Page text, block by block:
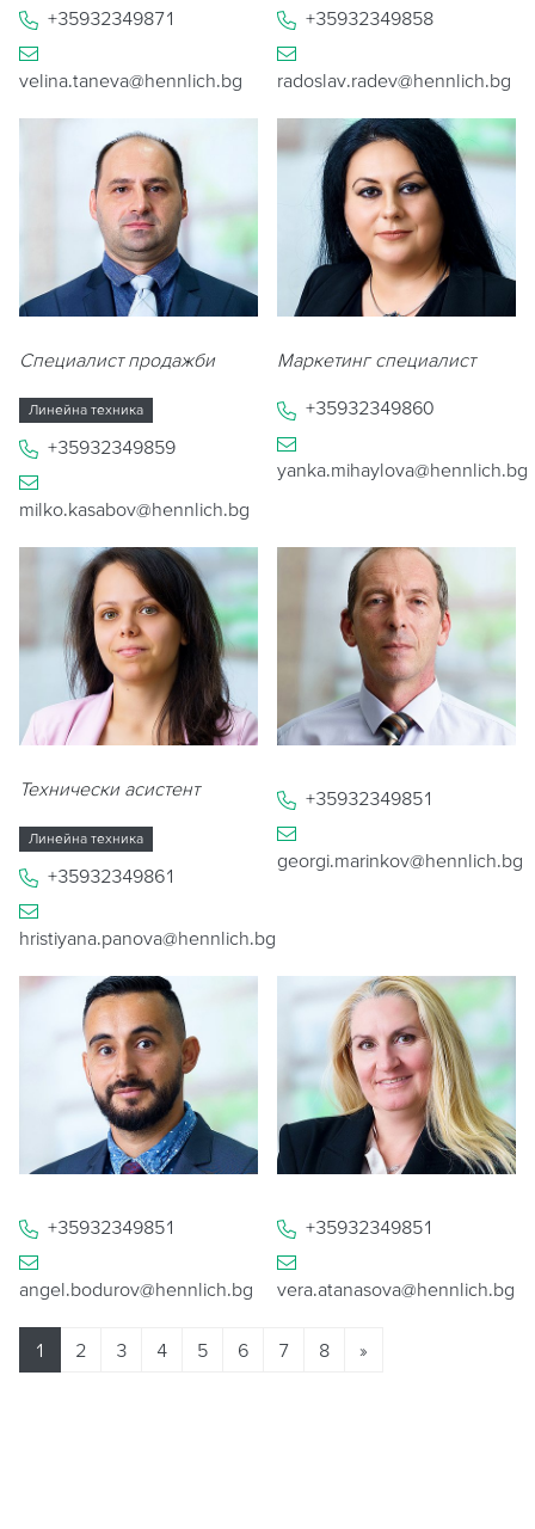
+35932349871
velina.taneva@hennlich.bg
+35932349858
radoslav.radev@hennlich.bg
Специалист продажби
Линейна техника
+35932349859
milko.kasabov@hennlich.bg
Маркетинг специалист
+35932349860
yanka.mihaylova@hennlich.bg
Технически асистент
Линейна техника
+35932349861
hristiyana.panova@hennlich.bg
+35932349851
georgi.marinkov@hennlich.bg
+35932349851
angel.bodurov@hennlich.bg
+35932349851
vera.atanasova@hennlich.bg
1 2 3 4 5 6 7 8 »